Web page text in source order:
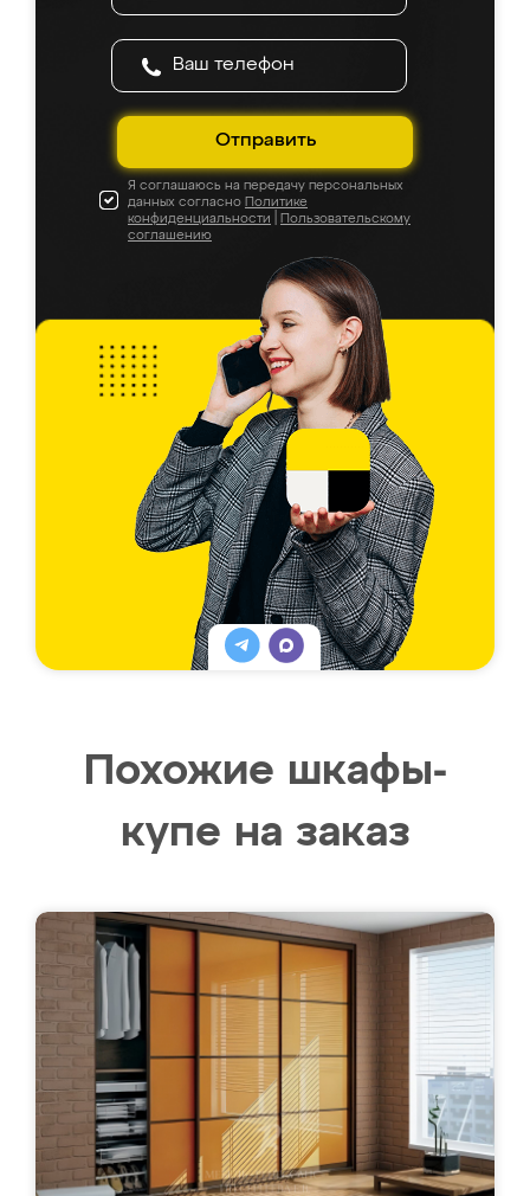
Отправить
Я соглашаюсь на передачу персональных
данных согласно Политике
конфиденциальности
Пользовательскому
соглашению
Похожие шкафы-
купе на заказ